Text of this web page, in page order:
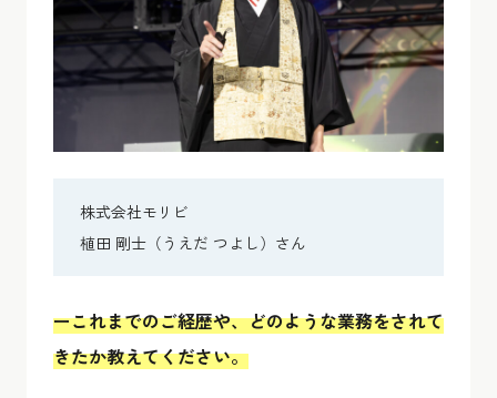
株式会社モリビ
植田 剛士（うえだ つよし）さん
ーこれまでのご経歴や、どのような業務をされて
きたか教えてください。